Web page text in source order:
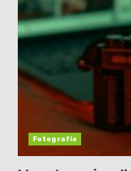
Fotografia